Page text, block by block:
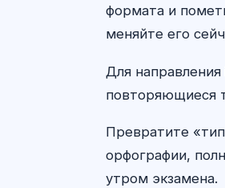
формата и
меняйте его
Для
повторяющиеся
Превратите
орфографии,
утром экзамена.